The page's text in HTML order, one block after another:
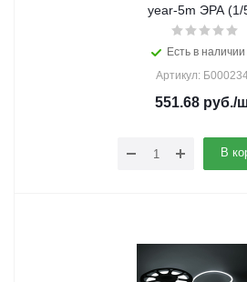
year-5m ЭРА (1/
Есть в
Артикул:
551.68руб./
В